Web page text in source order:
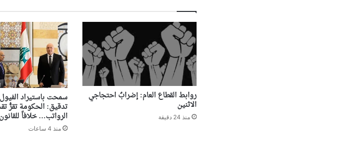
روابط القطاع العام: إضرابٌ احتجاجي
الاثنين
منذ 24 دقيقة
سمحت باستيراد
تدقيق: الحكومة تقرُّ
الرواتب… خلافاً للقانون
منذ 4 ساعات